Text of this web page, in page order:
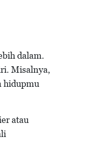
dalam.
Misalnya,
hidupmu
atau